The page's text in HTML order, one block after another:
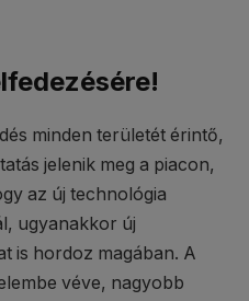
minden területét érintő,
jelenik meg a piacon,
az új technológia
ugyanakkor új
is hordoz magában. A
véve, nagyobb